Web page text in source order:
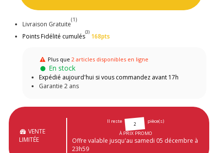
Livraison Gratuite
(1)
Points Fidélité cumulés
(3)
168pts
Plus que2 articles disponibles en ligne
En stock
Expédié aujourd'hui si vous commandez avant 17h
Garantie 2 ans
VENTE
LIMITÉE
Il reste 2
pièce(s)
À PRIX PROMO
Offre valable jusqu'au samedi 05 décembre à
23h59